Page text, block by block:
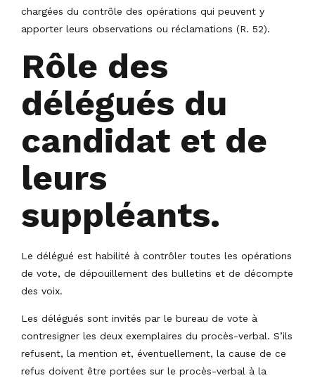
chargées du contrôle des opérations qui peuvent y
apporter leurs observations ou réclamations (R. 52).
Rôle des
délégués du
candidat et de
leurs
suppléants.
Le délégué est habilité à contrôler toutes les opérations
de vote, de dépouillement des bulletins et de décompte
des voix.
Les délégués sont invités par le bureau de vote à
contresigner les deux exemplaires du procès-verbal. S’ils
refusent, la mention et, éventuellement, la cause de ce
refus doivent être portées sur le procès-verbal à la